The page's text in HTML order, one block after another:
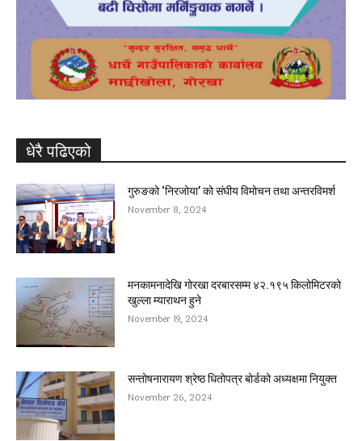
धेरै पढिएको
गुरुङको ‘निरजोया’ को संघीय विमोचन तथा अन्तरविमर्श
November 8, 2024
मनकामनादेखि गोरखा दरबारसम्म ४२.१९५ किलोमिटरको
खुल्ला म्याराथन हुने
November 19, 2024
सन्तोषनारायण श्रेष्ठ धितोपत्र बोर्डको अध्यक्षमा नियुक्त
November 26, 2024